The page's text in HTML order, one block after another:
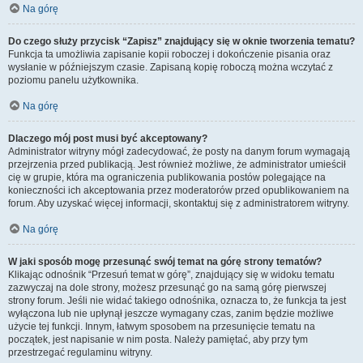
Na górę
Do czego służy przycisk “Zapisz” znajdujący się w oknie tworzenia tematu?
Funkcja ta umożliwia zapisanie kopii roboczej i dokończenie pisania oraz
wysłanie w późniejszym czasie. Zapisaną kopię roboczą można wczytać z
poziomu panelu użytkownika.
Na górę
Dlaczego mój post musi być akceptowany?
Administrator witryny mógł zadecydować, że posty na danym forum wymagają
przejrzenia przed publikacją. Jest również możliwe, że administrator umieścił
cię w grupie, która ma ograniczenia publikowania postów polegające na
konieczności ich akceptowania przez moderatorów przed opublikowaniem na
forum. Aby uzyskać więcej informacji, skontaktuj się z administratorem witryny.
Na górę
W jaki sposób mogę przesunąć swój temat na górę strony tematów?
Klikając odnośnik “Przesuń temat w górę”, znajdujący się w widoku tematu
zazwyczaj na dole strony, możesz przesunąć go na samą górę pierwszej
strony forum. Jeśli nie widać takiego odnośnika, oznacza to, że funkcja ta jest
wyłączona lub nie upłynął jeszcze wymagany czas, zanim będzie możliwe
użycie tej funkcji. Innym, łatwym sposobem na przesunięcie tematu na
początek, jest napisanie w nim posta. Należy pamiętać, aby przy tym
przestrzegać regulaminu witryny.